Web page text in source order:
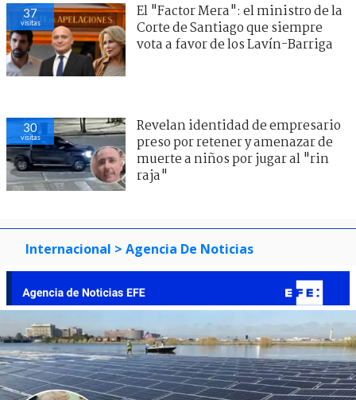
37
visitas
El "Factor Mera": el ministro de la
Corte de Santiago que siempre
vota a favor de los Lavín-Barriga
30
visitas
Revelan identidad de empresario
preso por retener y amenazar de
muerte a niños por jugar al "rin
raja"
Internacional > Agencia De Noticias